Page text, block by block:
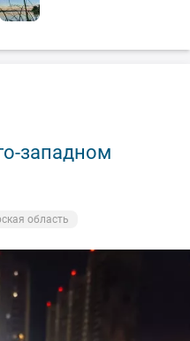
западном
область